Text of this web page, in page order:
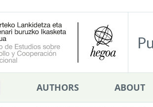
AUTHORS ABOUT